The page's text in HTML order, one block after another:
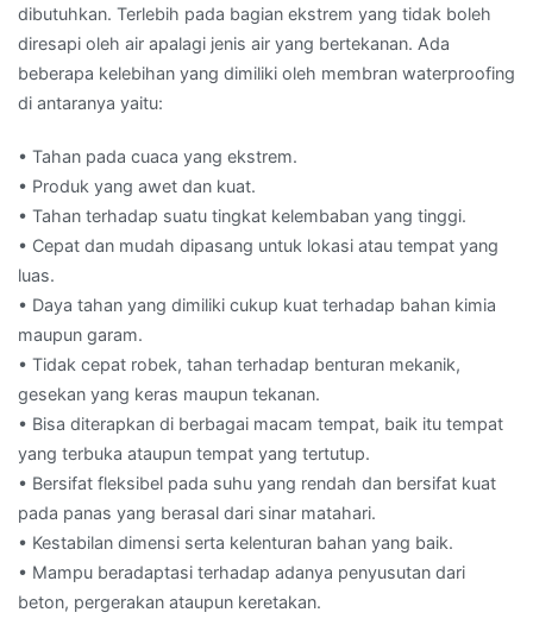
dibutuhkan. Terlebih pada bagian ekstrem yang tidak boleh
diresapi oleh air apalagi jenis air yang bertekanan. Ada
beberapa kelebihan yang dimiliki oleh membran waterproofing
di antaranya yaitu:
• Tahan pada cuaca yang ekstrem.
• Produk yang awet dan kuat.
• Tahan terhadap suatu tingkat kelembaban yang tinggi.
• Cepat dan mudah dipasang untuk lokasi atau tempat yang
luas.
• Daya tahan yang dimiliki cukup kuat terhadap bahan kimia
maupun garam.
• Tidak cepat robek, tahan terhadap benturan mekanik,
gesekan yang keras maupun tekanan.
• Bisa diterapkan di berbagai macam tempat, baik itu tempat
yang terbuka ataupun tempat yang tertutup.
• Bersifat fleksibel pada suhu yang rendah dan bersifat kuat
pada panas yang berasal dari sinar matahari.
• Kestabilan dimensi serta kelenturan bahan yang baik.
• Mampu beradaptasi terhadap adanya penyusutan dari
beton, pergerakan ataupun keretakan.